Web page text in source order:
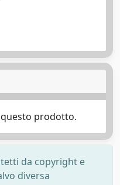
prodotto.
da copyright e
diversa